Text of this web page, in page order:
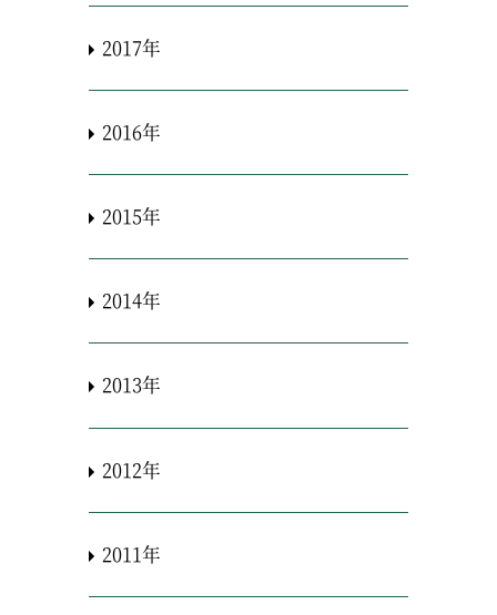
2017年
2016年
2015年
2014年
2013年
2012年
2011年